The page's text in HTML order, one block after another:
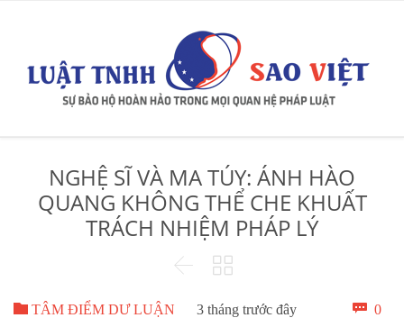
NGHỆ SĨ VÀ MA TÚY: ÁNH HÀO
QUANG KHÔNG THỂ CHE KHUẤT
TRÁCH NHIỆM PHÁP LÝ
 
 TÂM ĐIỂM DƯ LUẬN 3 tháng trước đây  0